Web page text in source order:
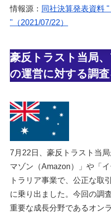
情報源： 同社決算発表資料
"（2021/07/22）
豪反トラスト当局
の運営に対する調
7月22日、豪反トラスト当
マゾン（Amazon）」や「
トラリア事業で、公正な取
に乗り出ました。今回の調
重要な成長分野であるオン